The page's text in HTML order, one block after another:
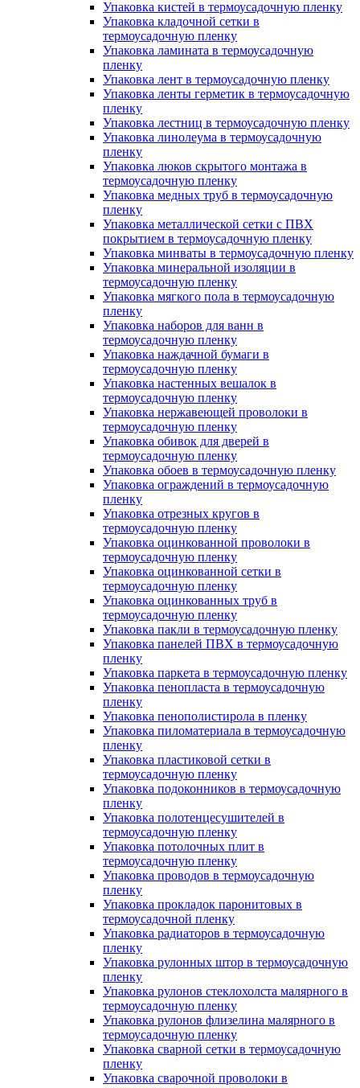
Упаковка кистей в термоусадочную пленку
Упаковка кладочной сетки в
термоусадочную пленку
Упаковка ламината в термоусадочную
пленку
Упаковка лент в термоусадочную пленку
Упаковка ленты герметик в термоусадочную
пленку
Упаковка лестниц в термоусадочную пленку
Упаковка линолеума в термоусадочную
пленку
Упаковка люков скрытого монтажа в
термоусадочную пленку
Упаковка медных труб в термоусадочную
пленку
Упаковка металлической сетки с ПВХ
покрытием в термоусадочную пленку
Упаковка минваты в термоусадочную пленку
Упаковка минеральной изоляции в
термоусадочную пленку
Упаковка мягкого пола в термоусадочную
пленку
Упаковка наборов для ванн в
термоусадочную пленку
Упаковка наждачной бумаги в
термоусадочную пленку
Упаковка настенных вешалок в
термоусадочную пленку
Упаковка нержавеющей проволоки в
термоусадочную пленку
Упаковка обивок для дверей в
термоусадочную пленку
Упаковка обоев в термоусадочную пленку
Упаковка ограждений в термоусадочную
пленку
Упаковка отрезных кругов в
термоусадочную пленку
Упаковка оцинкованной проволоки в
термоусадочную пленку
Упаковка оцинкованной сетки в
термоусадочную пленку
Упаковка оцинкованных труб в
термоусадочную пленку
Упаковка пакли в термоусадочную пленку
Упаковка панелей ПВХ в термоусадочную
пленку
Упаковка паркета в термоусадочную пленку
Упаковка пенопласта в термоусадочную
пленку
Упаковка пенополистирола в пленку
Упаковка пиломатериала в термоусадочную
пленку
Упаковка пластиковой сетки в
термоусадочную пленку
Упаковка подоконников в термоусадочную
пленку
Упаковка полотенцесушителей в
термоусадочную пленку
Упаковка потолочных плит в
термоусадочную пленку
Упаковка проводов в термоусадочную
пленку
Упаковка прокладок паронитовых в
термоусадочной пленку
Упаковка радиаторов в термоусадочную
пленку
Упаковка рулонных штор в термоусадочную
пленку
Упаковка рулонов стеклохолста малярного в
термоусадочную пленку
Упаковка рулонов флизелина малярного в
термоусадочную пленку
Упаковка сварной сетки в термоусадочную
пленку
Упаковка сварочной проволоки в